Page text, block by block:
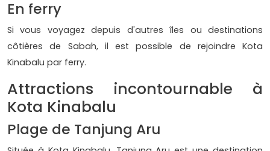
En ferry
Si vous voyagez depuis d'autres îles ou destinations
côtières de Sabah, il est possible de rejoindre Kota
Kinabalu par ferry.
Attractions incontournable à
Kota Kinabalu
Plage de Tanjung Aru